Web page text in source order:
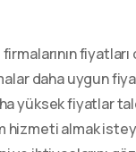
fiyatları
daha uygun
yüksek fiyatlar
hizmeti almak